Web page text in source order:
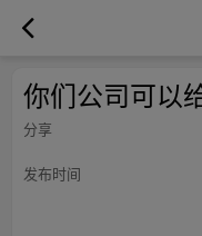
你们公司可以
分享
发布时间